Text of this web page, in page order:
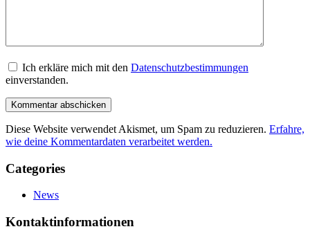
Ich erkläre mich mit den Datenschutzbestimmungen
einverstanden.
Diese Website verwendet Akismet, um Spam zu reduzieren. Erfahre,
wie deine Kommentardaten verarbeitet werden.
Categories
News
Kontaktinformationen